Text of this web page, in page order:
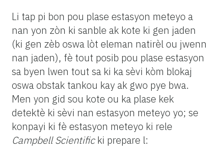
Li tap pi bon pou plase estasyon meteyo a
nan yon zòn ki sanble ak kote ki gen jaden
(ki gen zèb oswa lòt eleman natirèl ou jwenn
nan jaden), fè tout posib pou plase estasyon
sa byen lwen tout sa ki ka sèvi kòm blokaj
oswa obstak tankou kay ak gwo pye bwa.
Men yon gid sou kote ou ka plase kek
detektè ki sèvi nan estasyon meteyo yo; se
konpayi ki fè estasyon meteyo ki rele
Campbell Scientificki prepare l: